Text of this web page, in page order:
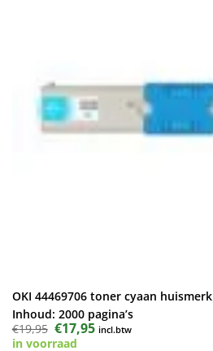
OKI 44469706 toner cyaan huismerk
Inhoud: 2000 pagina’s
€19,95 Oorspronkelijke
prijs
€17,95Huidige
prijs
incl.btw
in voorraad